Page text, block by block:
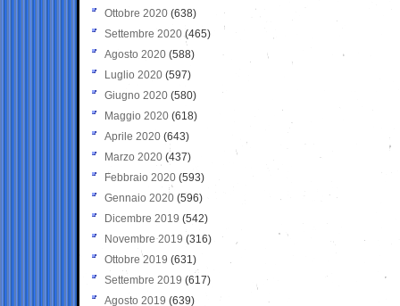
Ottobre 2020 (638)
Settembre 2020(465)
Agosto 2020 (588)
Luglio 2020 (597)
Giugno 2020 (580)
Maggio 2020 (618)
Aprile 2020 (643)
Marzo 2020 (437)
Febbraio 2020 (593)
Gennaio 2020 (596)
Dicembre 2019 (542)
Novembre 2019 (316)
Ottobre 2019 (631)
Settembre 2019 (617)
Agosto 2019 (639)